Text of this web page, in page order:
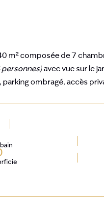
m² composée de 7
personnes)avec vue sur le
ombragé, accès